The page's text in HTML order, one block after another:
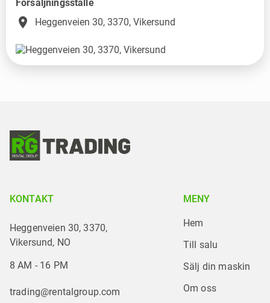
Försäljningsställe
place Heggenveien 30, 3370, Vikersund
KONTAKT
Heggenveien 30, 3370,
Vikersund, NO
8 AM - 16 PM
trading@rentalgroup.com
MENY
Hem
Till salu
Sälj din maskin
Om oss